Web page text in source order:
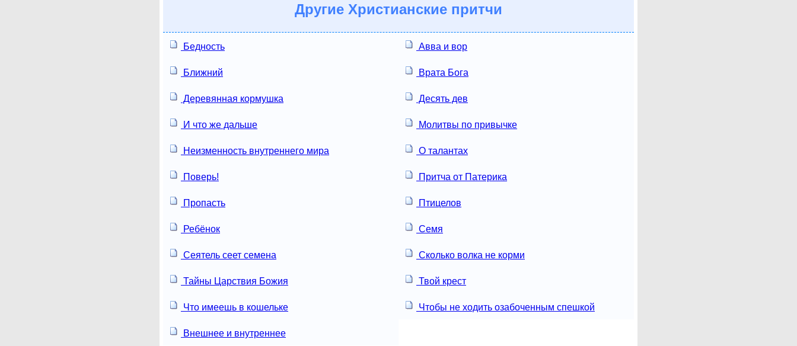
Другие Христианские притчи
Бедность Авва и вор
Ближний Врата Бога
Деревянная кормушка Десять дев
И что же дальше Молитвы по привычке
Неизменность внутреннего мира О талантах
Поверь! Притча от Патерика
Пропасть Птицелов
Ребёнок Семя
Сеятель сеет семена Сколько волка не корми
Тайны Царствия Божия Твой крест
Что имеешь в кошельке Чтобы не ходить озабоченным спешкой
Внешнее и внутреннее